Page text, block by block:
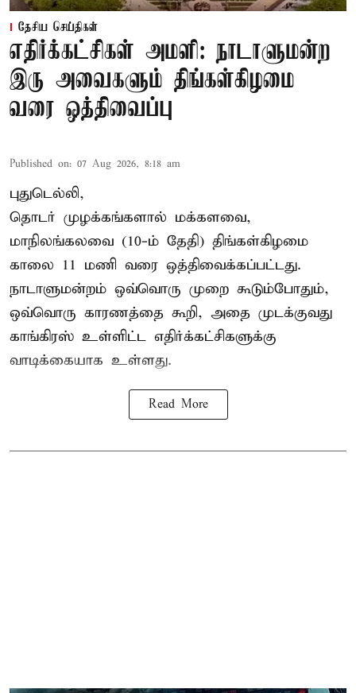
தேசிய செய்திகள்
எதிர்க்கட்சிகள் அமளி: நாடாளுமன்ற
இரு அவைகளும் திங்கள்கிழமை
வரை ஒத்திவைப்பு
Published on: 07 Aug 2026, 8:18 am
புதுடெல்லி,
தொடர் முழக்கங்களால் மக்களவை,
மாநிலங்கலவை (10-ம் தேதி) திங்கள்கிழமை
காலை 11 மணி வரை ஒத்திவைக்கப்பட்டது.
நாடாளுமன்றம் ஒவ்வொரு முறை கூடும்போதும்,
ஒவ்வொரு காரணத்தை கூறி, அதை முடக்குவது
காங்கிரஸ் உள்ளிட்ட எதிர்க்கட்சிகளுக்கு
வாடிக்கையாக உள்ளது.
Read More